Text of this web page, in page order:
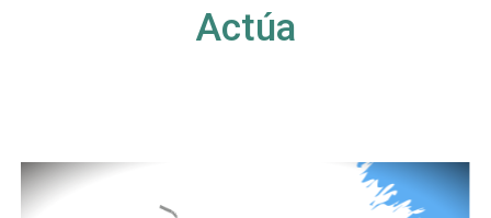
Actúa